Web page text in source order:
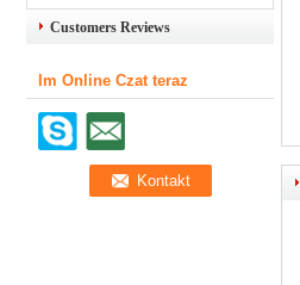
Customers Reviews
Im Online Czat teraz